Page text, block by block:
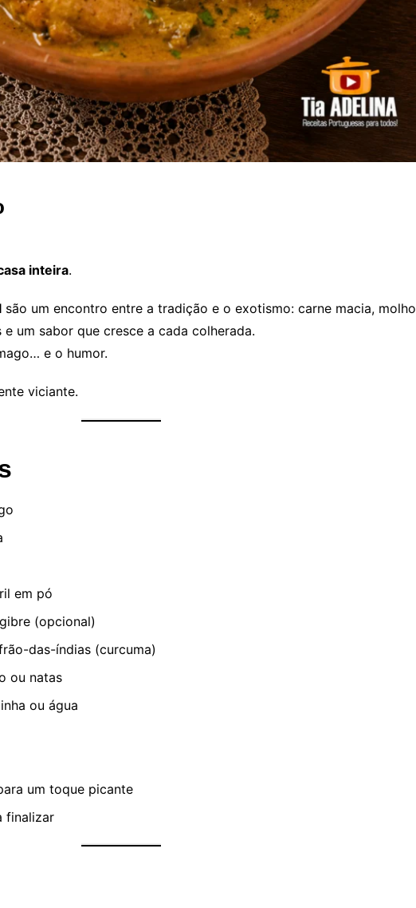
inteira.
são um encontro entre a tradição e o exotismo: carne macia, molho
um sabor que cresce a cada colherada.
e o humor.
viciante.
em pó
(opcional)
das-índias (curcuma)
ou natas
ou água
um toque picante
finalizar